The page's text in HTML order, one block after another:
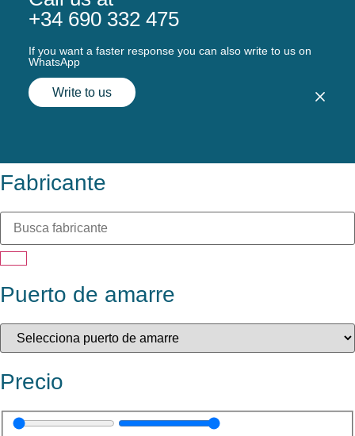
+34 690 332 475
If you want a faster response you can also write to us on
WhatsApp
Write to us
Fabricante
Puerto de amarre
Precio